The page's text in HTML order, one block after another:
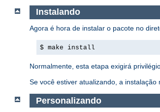
Instalando
Agora é hora de instalar o pacote no
$ make install
Normalmente, esta etapa exigirá
Se você estiver atualizando, a
Personalizando